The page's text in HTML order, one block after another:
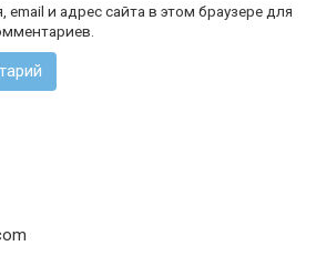
и адрес сайта в этом браузере для